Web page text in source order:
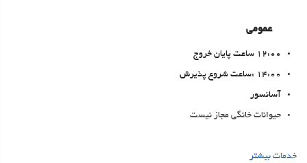
عمومی
12:00 ساعت پایان خروج
14:00 :ساعت شروع پذیرش
آسانسور
حیوانات خانگی مجاز نیست
خدمات پذیرشخدمات بیشتر